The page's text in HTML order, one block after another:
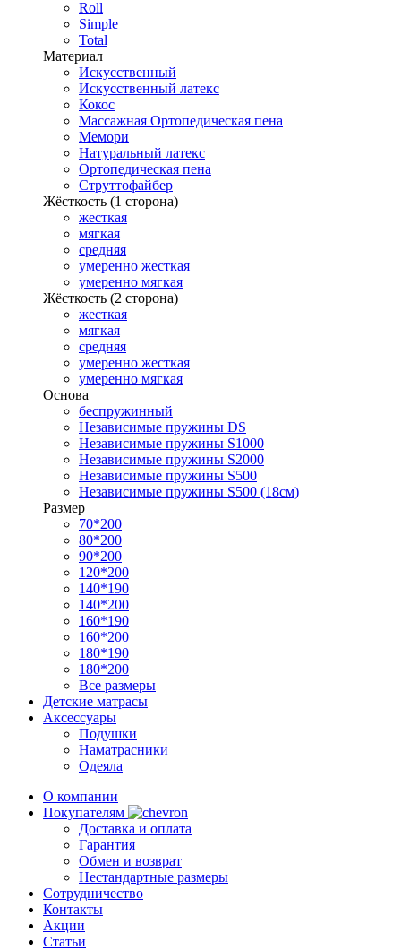
Roll
Simple
Total
Материал
Искусственный
Искусственный латекс
Кокос
Массажная Ортопедическая пена
Мемори
Натуральный латекс
Ортопедическая пена
Струттофайбер
Жёсткость (1 сторона)
жесткая
мягкая
средняя
умеренно жесткая
умеренно мягкая
Жёсткость (2 сторона)
жесткая
мягкая
средняя
умеренно жесткая
умеренно мягкая
Основа
беспружинный
Независимые пружины DS
Независимые пружины S1000
Независимые пружины S2000
Независимые пружины S500
Независимые пружины S500 (18см)
Размер
70*200
80*200
90*200
120*200
140*190
140*200
160*190
160*200
180*190
180*200
Все размеры
Детские матрасы
Аксессуары
Подушки
Наматрасники
Одеяла
О компании
Покупателям
Доставка и оплата
Гарантия
Обмен и возврат
Нестандартные размеры
Сотрудничество
Контакты
Акции
Статьи